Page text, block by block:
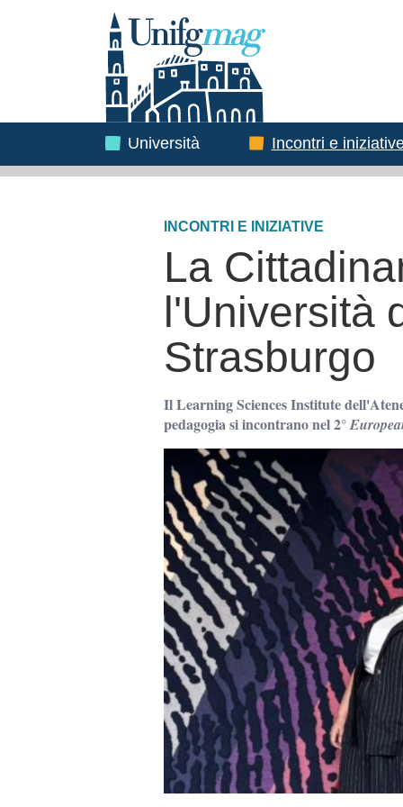
Testata
Università
Immagine Incontri e
Immagine
INCONTRI E INIZIATIVE
La
l'Università
Strasburgo
Il Learning Sciences Institute
pedagogia si incontrano nel 2°